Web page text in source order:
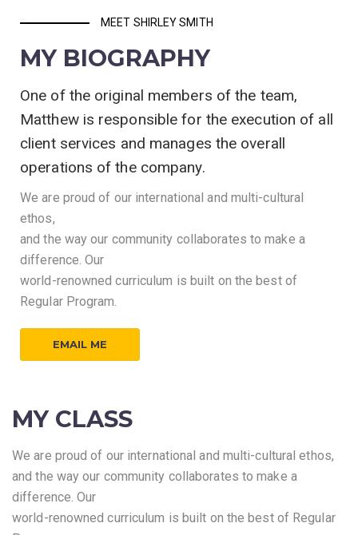
MEET SHIRLEY SMITH
MY BIOGRAPHY
One of the original members of the team,
Matthew is responsible for the execution of all
client services and manages the overall
operations of the company.
We are proud of our international and multi-cultural
ethos,
and the way our community collaborates to make a
difference. Our
world-renowned curriculum is built on the best of
Regular Program.
EMAIL ME
MY CLASS
We are proud of our international and multi-cultural ethos,
and the way our community collaborates to make a
difference. Our
world-renowned curriculum is built on the best of Regular